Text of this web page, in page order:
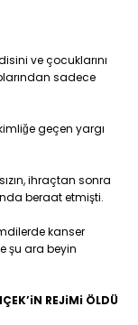
ve çocuklarını
sadece
geçen yargı
ihraçtan sonra
beraat etmişti.
kanser
şu ara beyin
REJiMi ÖLDÜ